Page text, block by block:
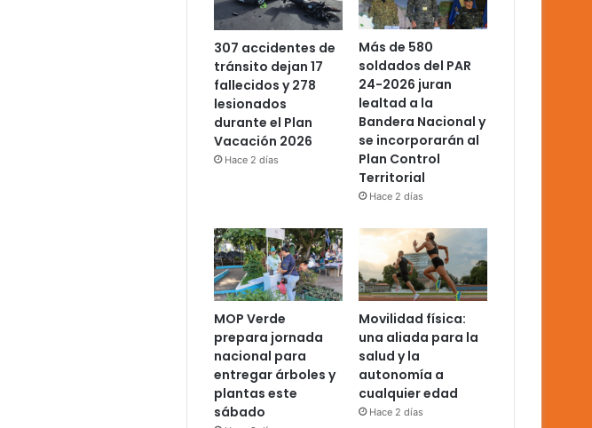
307 accidentes de
tránsito dejan 17
fallecidos y 278
lesionados
durante el Plan
Vacación 2026
Hace 2 días
Más de 580
soldados del PAR
24-2026 juran
lealtad a la
Bandera Nacional y
se incorporarán al
Plan Control
Territorial
Hace 2 días
MOP Verde
prepara jornada
nacional para
entregar árboles y
plantas este
sábado
Movilidad física:
una aliada para la
salud y la
autonomía a
cualquier edad
Hace 2 días